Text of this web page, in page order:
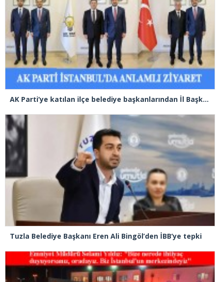
AK Parti’ye katılan ilçe belediye başkanlarından İl Başkanı Özdemir’e ziyaret
Tuzla Belediye Başkanı Eren Ali Bingöl’den İBB’ye tepki